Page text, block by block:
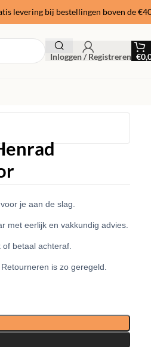
levering bij bestellingen boven de
Inloggen / Registreren €
je aan de slag.
met eerlijk en vakkundig advies.
betaal achteraf.
is zo geregeld.